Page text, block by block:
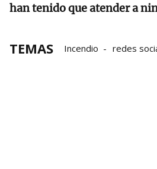
han tenido que atender a
TEMAS Incendio redes